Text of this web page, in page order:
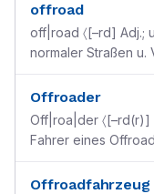
offroad
off|road 〈[–rd] Adj.;
normaler Straßen u.
befahrend...
Offroader
Off|roa|der 〈[–rd(r)]
Fahrer eines
Offroadfahrzeug